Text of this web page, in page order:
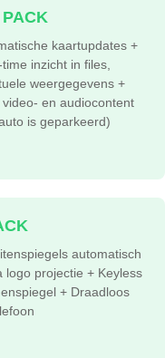
kaartupdates +
inzicht in files,
weergegevens +
en audiocontent
is geparkeerd)
automatisch
projectie + Keyless
+ Draadloos